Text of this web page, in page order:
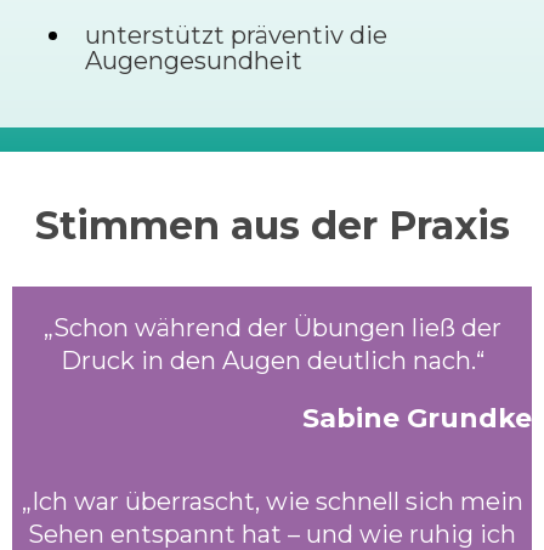
unterstützt präventiv die
Augengesundheit
Stimmen aus der Praxis
„Schon während der Übungen ließ der
Druck in den Augen deutlich nach.“
Sabine Grundke
„Ich war überrascht, wie schnell sich mein
Sehen entspannt hat – und wie ruhig ich